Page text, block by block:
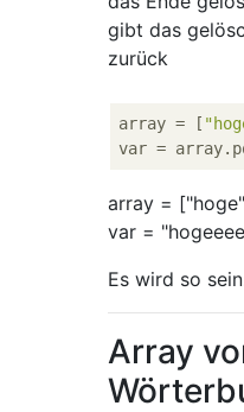
gibt das
zurück
array = [
var
array =
var =
Es wird so
Array